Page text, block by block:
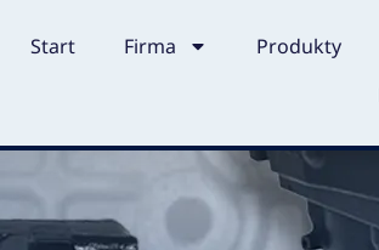
Start Firma Produkty